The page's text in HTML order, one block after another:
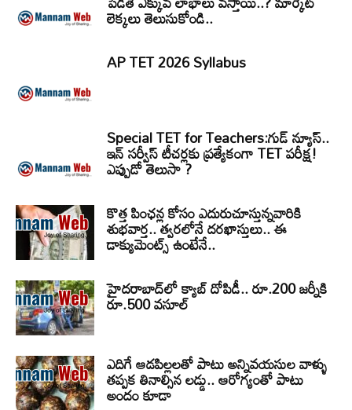
లెక్కలు తెలుసుకోండి..
AP TET 2026 Syllabus
Special TET for Teachers:గుడ్ న్యూస్..
ఇన్ సర్వీస్ టీచర్లకు ప్రత్యేకంగా TET పరీక్ష!
ఎప్పుడో తెలుసా ?
కొత్త పింఛన్ల కోసం ఎదురుచూస్తున్నవారికి
శుభవార్త.. త్వరలోనే దరఖాస్తులు.. ఈ
డాక్యుమెంట్స్ ఉంటేనే..
హైదరాబాద్‌లో క్యాబ్‌ దోపిడీ.. రూ.200 జర్నీకి
రూ.500 వసూల్
ఎదిగే ఆడపిల్లలతో పాటు అన్నివయసుల వాళ్ళు
తప్పక తినాల్సిన లడ్డు.. ఆరోగ్యంతో పాటు
అందం కూడా